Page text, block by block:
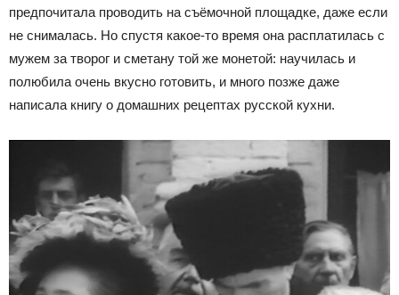
предпочитала проводить на съёмочной площадке, даже если
не снималась. Но спустя какое-то время она расплатилась с
мужем за творог и сметану той же монетой: научилась и
полюбила очень вкусно готовить, и много позже даже
написала книгу о домашних рецептах русской кухни.